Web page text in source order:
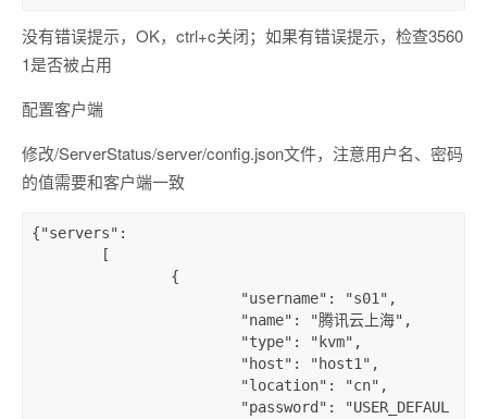
没有错误提示，OK，ctrl+c关闭；如果有错误提示，检查3560
1是否被占用
配置客户端
修改/ServerStatus/server/config.json文件，注意用户名、密码
的值需要和客户端一致
{"servers" :
"username" : "s01" ,
"name" : "腾讯云上海" ,
"type" : "kvm" ,
"host" : "host1" ,
"location" : "cn" ,
"password" :
"USER_DEFAUL